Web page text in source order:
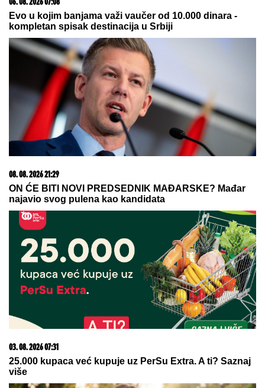
Dejan Stanković Kralj otkrio ko je
doktorka koju ženi, šokirao detaljima
iz života: "Nema vila i kamiona"
(VIDEO)
Novi udarac za Jelenu Radanović
nakon drame sa Raletom i Anom
Nikolić: Oglasila se zbog
novonastale situacije